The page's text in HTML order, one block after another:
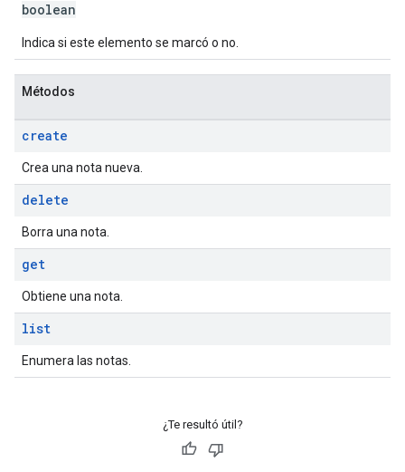
boolean
Indica si este elemento se marcó o no.
Métodos
create
Crea una nota nueva.
delete
Borra una nota.
get
Obtiene una nota.
list
Enumera las notas.
¿Te resultó útil?